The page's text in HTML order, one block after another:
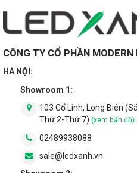
CÔNG TY CỔ PHẦN
HÀ NỘI:
Showroom 1:
103 Cổ Linh, Long Biên
Thứ 2-Thứ 7) (xem bản đồ)
02489938088
sale@ledxanh.vn